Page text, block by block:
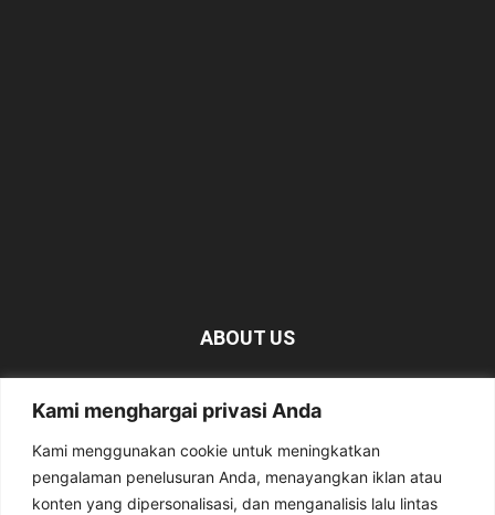
Kami menghargai privasi Anda
Kami menggunakan cookie untuk meningkatkan
pengalaman penelusuran Anda, menayangkan iklan atau
konten yang dipersonalisasi, dan menganalisis lalu lintas
ABOUT US
berita tentang Magetan yang bersumber dari berbagai
Contact us:kabarmagetan@gmail.com